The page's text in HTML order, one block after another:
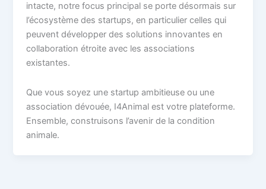
intacte, notre focus principal se porte désormais sur
l’écosystème des startups, en particulier celles qui
peuvent développer des solutions innovantes en
collaboration étroite avec les associations
existantes.
Que vous soyez une startup ambitieuse ou une
association dévouée, I4Animal est votre plateforme.
Ensemble, construisons l’avenir de la condition
animale.